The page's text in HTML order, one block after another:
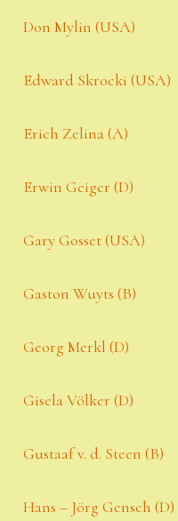
Don Mylin (USA)
Edward Skrocki (USA)
Erich Zelina (A)
Erwin Geiger (D)
Gary Gosset (USA)
Gaston Wuyts (B)
Georg Merkl (D)
Gisela Völker (D)
Gustaaf v. d. Steen (B)
Hans – Jörg Gensch (D)